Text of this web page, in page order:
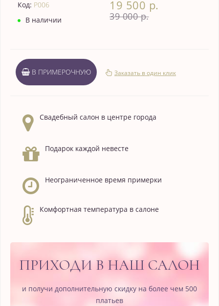
Код: P006
В наличии
19 500 р.
39 000 р.
В ПРИМЕРОЧНУЮ Заказать в один клик
Свадебный салон в центре города
Подарок каждой невесте
Неограниченное время примерки
Комфортная температура в салоне
ПРИХОДИ В НАШ САЛОН
и получи дополнительную скидку на более чем 500
платьев